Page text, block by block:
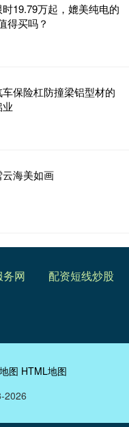
19.79万起，媲美纯电的
得买吗？
保险杠防撞梁铝型材的
海美如画
网 配资短线炒股
图 HTML地图
2026